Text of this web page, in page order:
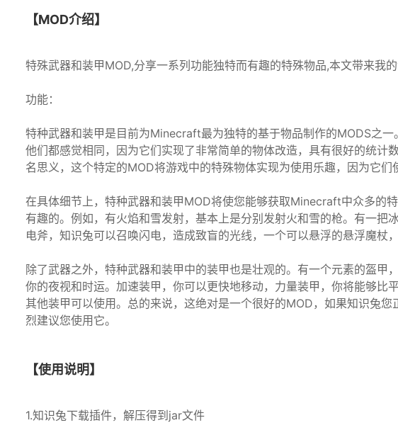
【MOD介绍】
特殊武器和装甲MOD,分享一系列功能独特而有趣的特殊物品,本文带来我
功能：
特种武器和装甲是目前为Minecraft最为独特的基于物品制作的MODS之一
他们都感觉相同，因为它们实现了非常简单的物体改造，具有很好的统计
名思义，这个特定的MOD将游戏中的特殊物体实现为使用乐趣，因为它们
在具体细节上，特种武器和装甲MOD将使您能够获取Minecraft中众多的
有趣的。例如，有火焰和雪发射，基本上是分别发射火和雪的枪。有一把
电斧，知识兔可以召唤闪电，造成致盲的光线，一个可以悬浮的悬浮魔杖
除了武器之外，特种武器和装甲中的装甲也是壮观的。有一个元素的盔甲
你的夜视和时运。加速装甲，你可以更快地移动，力量装甲，你将能够比
其他装甲可以使用。总的来说，这绝对是一个很好的MOD，如果知识兔
烈建议您使用它。
【使用说明】
1.知识兔下载插件，解压得到jar文件